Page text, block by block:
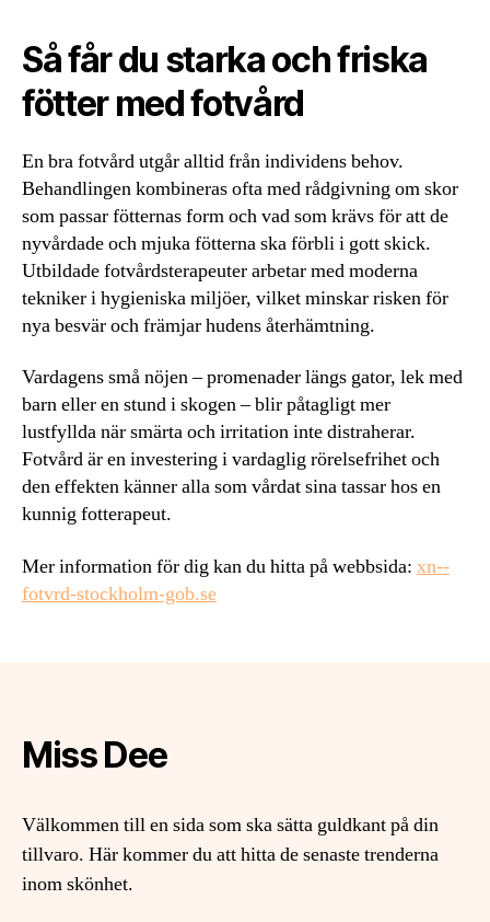
Så får du starka och friska
fötter med fotvård
En bra fotvård utgår alltid från individens behov.
Behandlingen kombineras ofta med rådgivning om skor
som passar fötternas form och vad som krävs för att de
nyvårdade och mjuka fötterna ska förbli i gott skick.
Utbildade fotvårdsterapeuter arbetar med moderna
tekniker i hygieniska miljöer, vilket minskar risken för
nya besvär och främjar hudens återhämtning.
Vardagens små nöjen – promenader längs gator, lek med
barn eller en stund i skogen – blir påtagligt mer
lustfyllda när smärta och irritation inte distraherar.
Fotvård är en investering i vardaglig rörelsefrihet och
den effekten känner alla som vårdat sina tassar hos en
kunnig fotterapeut.
Mer information för dig kan du hitta på webbsida: xn--
fotvrd-stockholm-gob.se
Miss Dee
Välkommen till en sida som ska sätta guldkant på din
tillvaro. Här kommer du att hitta de senaste trenderna
inom skönhet.